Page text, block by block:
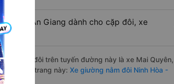
- An Giang dành cho cặp đôi, xe
giường đôi trên tuyến đường này là xe Mai Quyên,
này tại trang này: Xe giường nằm đôi Ninh Hòa -